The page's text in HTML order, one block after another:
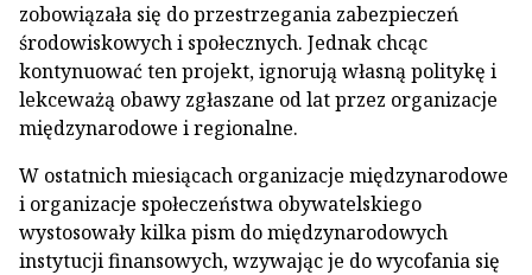
zobowiązała się do przestrzegania zabezpieczeń
środowiskowych i społecznych. Jednak chcąc
kontynuować ten projekt, ignorują własną politykę i
lekceważą obawy zgłaszane od lat przez organizacje
międzynarodowe i regionalne.
W ostatnich miesiącach organizacje międzynarodowe
i organizacje społeczeństwa obywatelskiego
wystosowały kilka pism do międzynarodowych
instytucji finansowych, wzywając je do wycofania się